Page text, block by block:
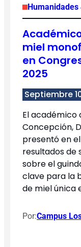
Humanidades
miel
en
2025
Septiembre
El académico
Concepción,
presentó en
resultados de
sobre el
clave para la
de miel única
Por:Campus